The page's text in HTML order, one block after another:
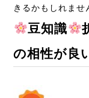
きるかもしれませ
豆知識
の相性が良